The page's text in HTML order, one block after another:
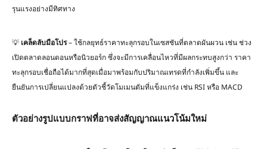
รุนแรงอย่างมีทิศทาง
💡 เคล็ดลับมือโปร– ใช้กลยุทธ์ราคาทะลุกรอบในเซสชันที่ตลาดผันผวน เช่น ช่วง
เปิดตลาดลอนดอนหรือนิวยอร์ก ซึ่งจะมีการเคลื่อนไหวที่มีผลกระทบสูงกว่า ราคา
ทะลุกรอบเชื่อถือได้มากที่สุดเมื่อมาพร้อมกับปริมาณเทรดที่กำลังเพิ่มขึ้น และ
ยืนยันการเปลี่ยนแปลงด้วยตัวชี้วัดโมเมนตัมที่แข็งแกร่ง เช่น RSI หรือ MACD
ตัวอย่างรูปแบบกราฟที่อาจส่งสัญญาณแนวโน้มใหม่